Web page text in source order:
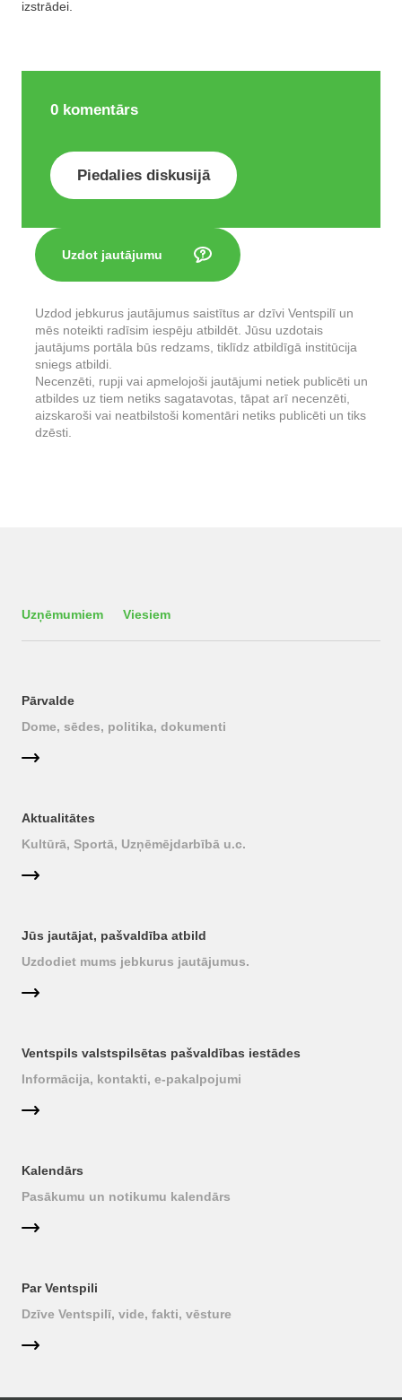
izstrādei.
0 komentārs
Piedalies diskusijā
Uzdot jautājumu
Uzdod jebkurus jautājumus saistītus ar dzīvi Ventspilī un
mēs noteikti radīsim iespēju atbildēt. Jūsu uzdotais
jautājums portāla būs redzams, tiklīdz atbildīgā institūcija
sniegs atbildi.
Necenzēti, rupji vai apmelojoši jautājumi netiek publicēti un
atbildes uz tiem netiks sagatavotas, tāpat arī necenzēti,
aizskaroši vai neatbilstoši komentāri netiks publicēti un tiks
dzēsti.
Uzņēmumiem Viesiem
Pārvalde
Dome, sēdes, politika, dokumenti
Aktualitātes
Kultūrā, Sportā, Uzņēmējdarbībā u.c.
Jūs jautājat, pašvaldība atbild
Uzdodiet mums jebkurus jautājumus.
Ventspils valstspilsētas pašvaldības iestādes
Informācija, kontakti, e-pakalpojumi
Kalendārs
Pasākumu un notikumu kalendārs
Par Ventspili
Dzīve Ventspilī, vide, fakti, vēsture